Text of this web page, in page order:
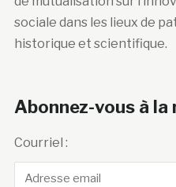
sociale dans les lieux de
historique et scientifique.
Abonnez-vous à
Courriel :